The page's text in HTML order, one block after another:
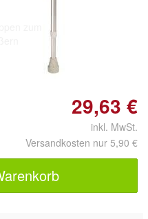
zum
29,63 €
inkl. MwSt.
Versandkosten nur 5,90 €